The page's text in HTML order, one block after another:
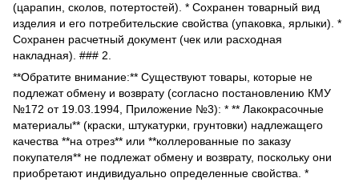
(царапин, сколов, потертостей). * Сохранен товарный вид
изделия и его потребительские свойства (упаковка, ярлыки). *
Сохранен расчетный документ (чек или расходная
накладная). ### 2.
**Обратите внимание:** Существуют товары, которые не
подлежат обмену и возврату (согласно постановлению КМУ
№172 от 19.03.1994, Приложение №3): * ** Лакокрасочные
материалы** (краски, штукатурки, грунтовки) надлежащего
качества **на отрез** или **коллерованные по заказу
покупателя** не подлежат обмену и возврату, поскольку они
приобретают индивидуально определенные свойства. *